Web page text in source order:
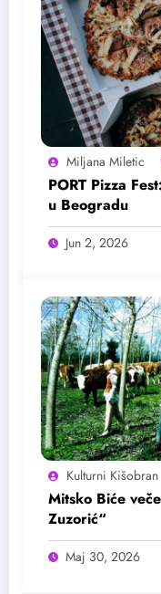
Miljana Miletic
PORT Pizza
u Beogradu
Jun 2, 2026
Kulturni Kišobran
Mitsko Biće
Zuzorić“
Maj 30, 2026